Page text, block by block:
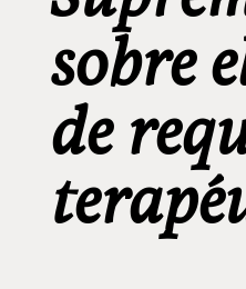
sobre
de